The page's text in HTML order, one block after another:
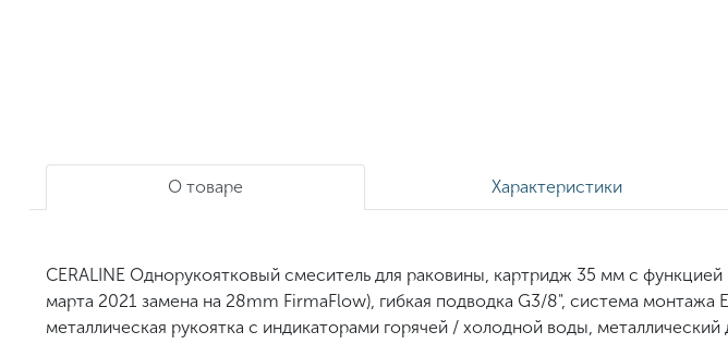
О товаре Характеристики
CERALINE Однорукоятковый смеситель для раковины, картридж 35 мм с
марта 2021 замена на 28mm FirmaFlow), гибкая подводка G3/8", система
металлическая рукоятка с индикаторами горячей / холодной воды, металлический